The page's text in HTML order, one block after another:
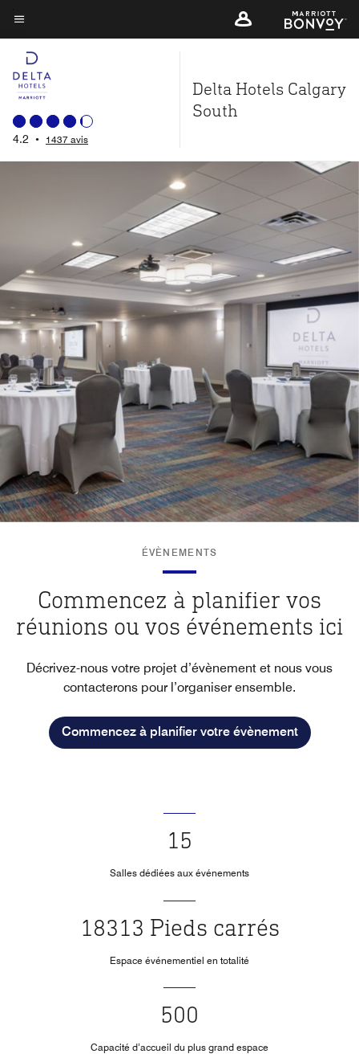
Skip
to
main
content
Texte du menu
4.2 • 1437 avis
Delta Hotels Calgary
South
ÉVÈNEMENTS
Commencez à planifier vos
réunions ou vos événements ici
Décrivez-nous votre projet d’évènement et nous vous
contacterons pour l’organiser ensemble.
Commencez à planifier votre évènement
15
Salles dédiées aux événements
18313 Pieds carrés
Espace événementiel en totalité
500
Capacité d’accueil du plus grand espace